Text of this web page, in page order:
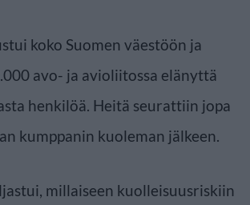
koko Suomen väestöön ja
avo- ja avioliitossa elänyttä
henkilöä. Heitä seurattiin jopa
kumppanin kuoleman jälkeen.
millaiseen kuolleisuusriskiin